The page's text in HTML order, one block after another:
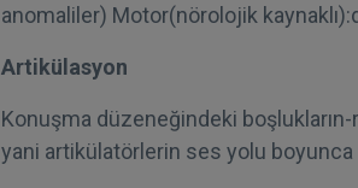
anomaliler) Motor(nörolojik
Artikülasyon
Konuşma düzeneğindeki
yani artikülatörlerin ses yolu